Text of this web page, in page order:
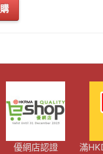
優網店認證 滿